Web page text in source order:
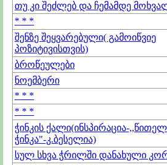
თუ კი შეძლებ და ჩემამდე
* * *
შენზე შეყვარებული( გამოიწვიე
პოზიტივისთვის)
ბროწეულები
ნოემბერი
* * *
* * *
ჭინკის ქალი(ინსპირაცია-
ჭინკა"-კ.ბესელია)
სულ სხვა ჭრილში დანახული